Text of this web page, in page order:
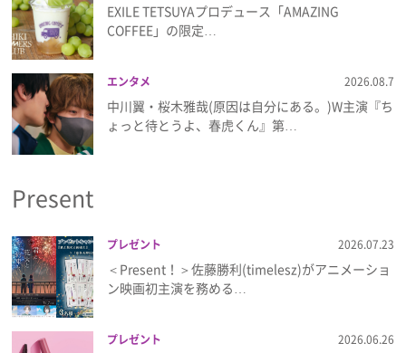
EXILE TETSUYAプロデュース「AMAZING
COFFEE」の限定…
エンタメ 2026.08.7
中川翼・桜木雅哉(原因は自分にある。)W主演『ち
ょっと待とうよ、春虎くん』第…
Present
プレゼント 2026.07.23
＜Present！＞佐藤勝利(timelesz)がアニメーショ
ン映画初主演を務める…
プレゼント 2026.06.26